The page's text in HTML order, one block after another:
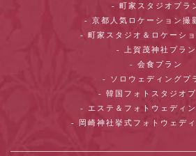
- 町家スタジオプラ
- 京都人気ロケーション撮
- 町家スタジオ＆ロケーシ
- 上賀茂神社プラン
- 会食プラン
- ソロウェディングプ
- 韓国フォトスタジオ
- エステ＆フォトウェディ
- 岡崎神社挙式フォトウェデ